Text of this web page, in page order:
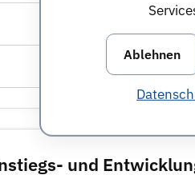
Ablehnen
Nicht
und